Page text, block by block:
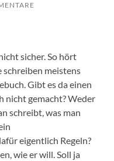
sicher. So hört
schreiben meistens
Gibt es da einen
nicht gemacht? Weder
schreibt, was man
eigentlich Regeln?
wie er will. Soll ja